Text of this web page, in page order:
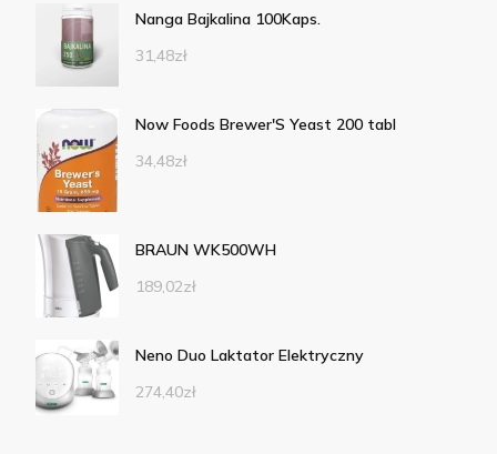
Nanga Bajkalina 100Kaps.
31,48zł
Now Foods Brewer'S Yeast 200 tabl
34,48zł
BRAUN WK500WH
189,02zł
Neno Duo Laktator Elektryczny
274,40zł